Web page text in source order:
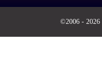
©2006 - 2026